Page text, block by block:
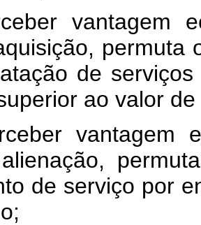
vantagem
permuta
de
ao valor
vantagem
de serviço por